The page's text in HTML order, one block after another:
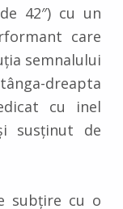
42″) cu un
care
semnalului
dreapta
cu inel
susținut de
subțire cu o